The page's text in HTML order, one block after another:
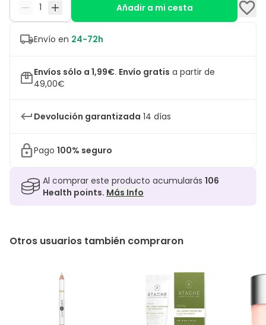
Añadir a mi cesta
Envío en 24-72h
Envíos sólo a 1,99€. Envío gratis a partir de
49,00€
Devolución garantizada 14 días
Pago 100% seguro
Al comprar este producto acumularás 106
Health points. Más Info
Otros usuarios también compraron